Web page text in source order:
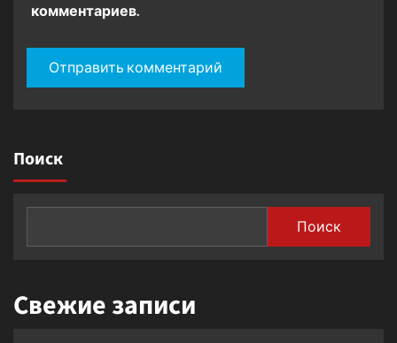
комментариев.
Поиск
Поиск
Свежие записи